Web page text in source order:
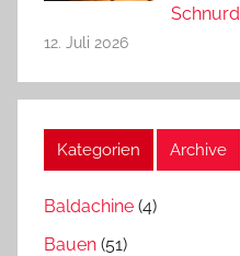
12. Juli 2026
Kategorien Archive
Baldachine (4)
Bauen (51)